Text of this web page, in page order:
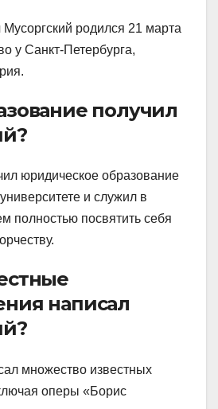
родился 21 марта
у Санкт-Петербурга,
получил
юридическое образование
и служил в
полностью посвятить себя
написал
множество известных
оперы «Борис